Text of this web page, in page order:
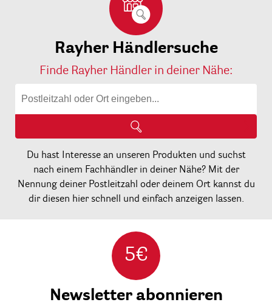
Rayher Händlersuche
Finde Rayher Händler in deiner Nähe:
Du hast Interesse an unseren Produkten und suchst
nach einem Fachhändler in deiner Nähe? Mit der
Nennung deiner Postleitzahl oder deinem Ort kannst du
dir diesen hier schnell und einfach anzeigen lassen.
5€
Newsletter abonnieren